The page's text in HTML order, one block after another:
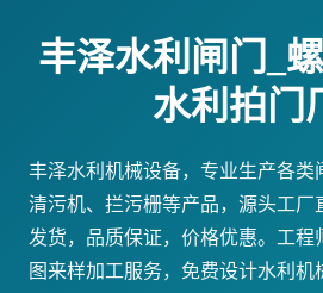
丰泽水利闸门_
水利拍门
丰泽水利机械设备，专业生产各类
清污机、拦污栅等产品，源头工厂
发货，品质保证，价格优惠。工程
图来样加工服务，免费设计水利机